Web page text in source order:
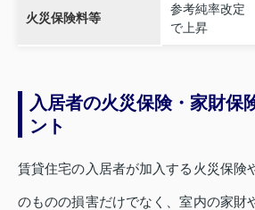
火災保険料等
参考純率改定
で上昇
入居者の火災保険・家財保
ント
賃貸住宅の入居者が加入する火災保険
のものの損害だけでなく、室内の家財